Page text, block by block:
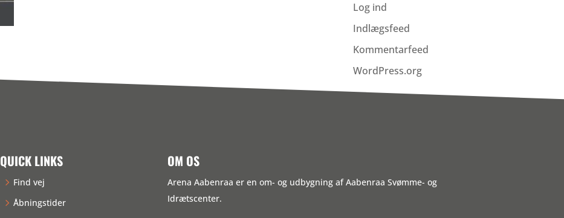
Log ind
Indlægsfeed
Kommentarfeed
WordPress.org
QUICK LINKS
Find vej
Åbningstider
OM OS
Arena Aabenraa er en om- og udbygning af Aabenraa Svømme- og
Idrætscenter.